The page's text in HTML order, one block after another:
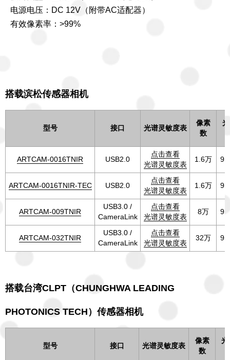
电源电压：DC 12V（附带AC适配器）
有效像素率：>99%
搭载滨松传感器相机
型号 接口 光谱灵敏度表
像素
数
ARTCAM-0016TNIR USB2.0
点击查看
光谱灵敏度表
1.6万
ARTCAM-0016TNIR-TEC USB2.0
点击查看
光谱灵敏度表
1.6万
ARTCAM-009TNIR
USB3.0 /
CameraLink
点击查看
光谱灵敏度表
8万
ARTCAM-032TNIR
USB3.0 /
CameraLink
点击查看
光谱灵敏度表
32万
搭载台湾CLPT（CHUNGHWA LEADING
PHOTONICS TECH）传感器相机
型号 接口 光谱灵敏度表
像素
数
光